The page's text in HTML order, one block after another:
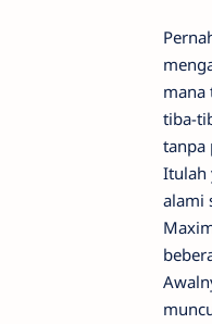
mana
tiba-
tanpa
Itulah
alami